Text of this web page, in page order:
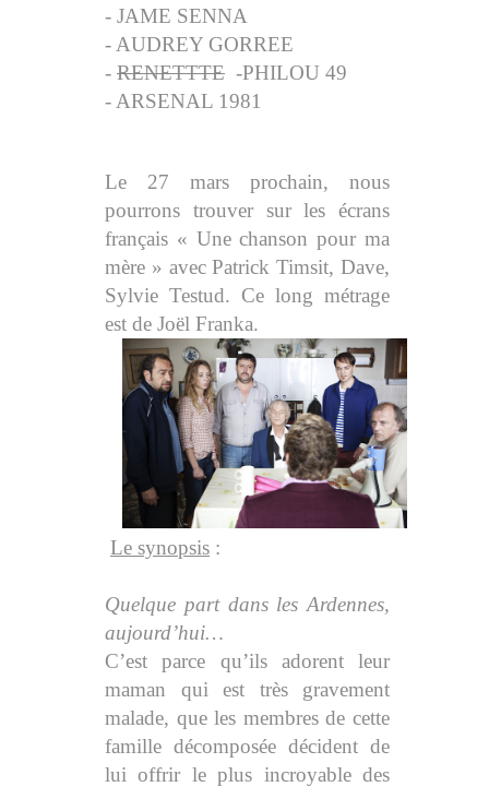
- JAME SENNA
- AUDREY GORREE
- RENETTTE -PHILOU 49
- ARSENAL 1981
Le 27 mars prochain, nous
pourrons trouver sur les écrans
français « Une chanson pour ma
mère » avec Patrick Timsit, Dave,
Sylvie Testud. Ce long métrage
est de Joël Franka.
Le synopsis :
Quelque part dans les Ardennes,
aujourd’hui…
C’est parce qu’ils adorent leur
maman qui est très gravement
malade, que les membres de cette
famille décomposée décident de
lui offrir le plus incroyable des